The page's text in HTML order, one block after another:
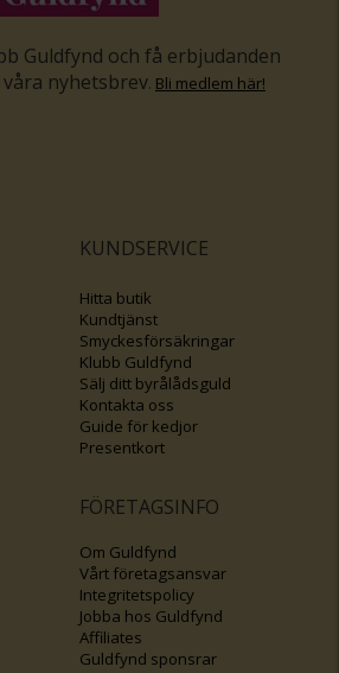
Guldfynd och få erbjudanden
nyhetsbrev. Bli medlem här!
KUNDSERVICE
Hitta butik
Kundtjänst
Smyckesförsäkringar
Klubb Guldfynd
Sälj ditt byrålådsguld
Kontakta oss
Guide för kedjor
Presentkort
FÖRETAGSINFO
Om Guldfynd
Vårt företagsansvar
Integritetspolicy
Jobba hos Guldfynd
Affiliates
Guldfynd sponsrar